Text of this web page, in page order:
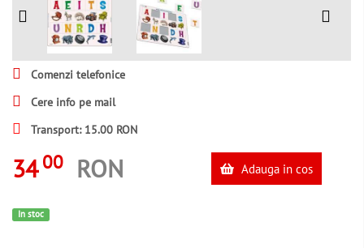
Comenzi telefonice
Cere info pe mail
Transport: 15.00 RON
34 00 RON Adauga in cos
In stoc